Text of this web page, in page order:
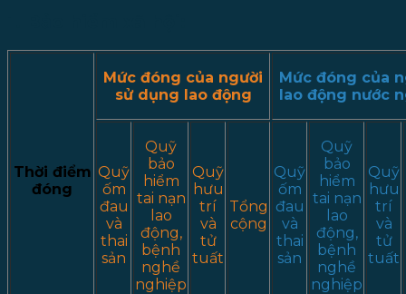
Thời điểm
đóng
Mức đóng của người
sử dụng lao động
Mức đóng của
lao động nước
Quỹ
ốm
đau
và
thai
sản
Quỹ
bảo
hiểm
tai nạn
lao
động,
bệnh
nghề
nghiệp
Quỹ
hưu
trí
và
tử
tuất
Tổng
cộng
Quỹ
ốm
đau
và
thai
sản
Quỹ
bảo
hiểm
tai nạn
lao
động,
bệnh
nghề
nghiệp
Quỹ
hưu
trí
và
tử
tuất